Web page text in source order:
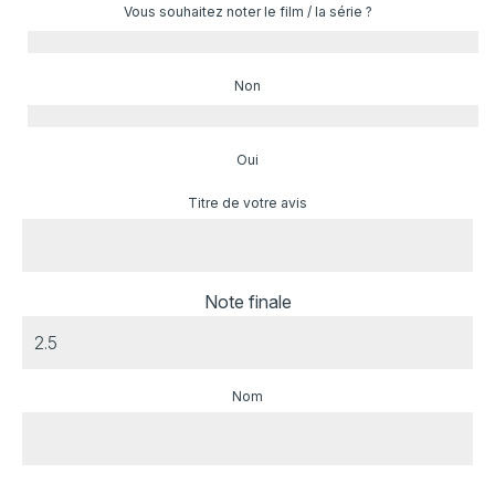
Vous souhaitez noter le film / la série ?
Non
Oui
Titre de votre avis
Note finale
Nom